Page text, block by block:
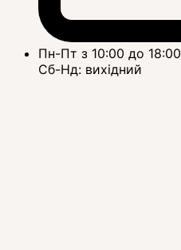
Пн-Пт з 10:00 до 18:00
Сб-Нд: вихідний